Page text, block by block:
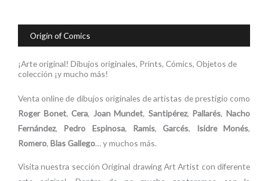
Origin of Comics
¡Arte original! Dibujos originales, Prints, Cómics, Objetos de
colección ¡y mucho más!
Venta online de dibujos originales de artistas de prestigio como
Roger Bonet,Cera, Joan Mundet, Santipérez, Pallarés,Nacho
Fernández, Pedro Espinosa, Ramis,Garcés, Isidre Monés,
Romero, Blas Gallego… y muchos más.
Visita nuestra sección Original drawing Art Artist con diferente